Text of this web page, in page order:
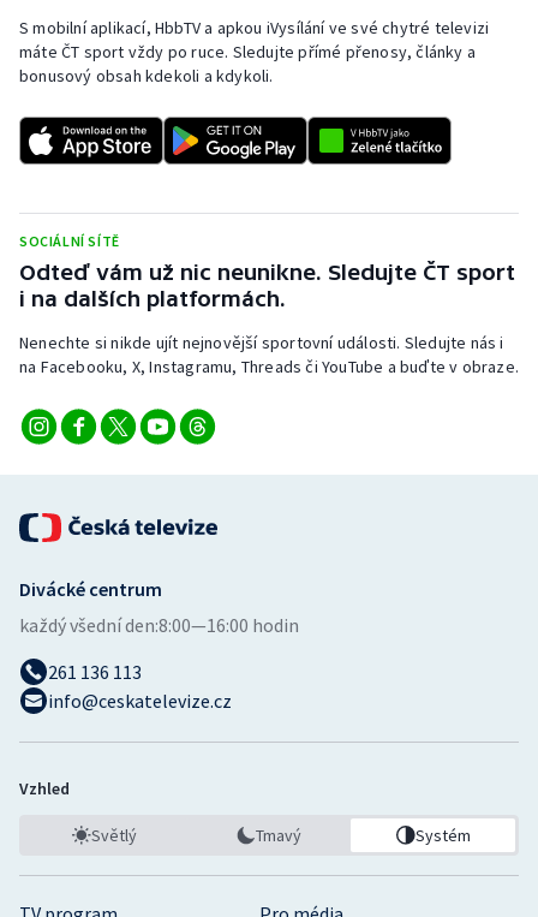
S mobilní aplikací, HbbTV a apkou iVysílání ve své chytré televizi
máte ČT sport vždy po ruce. Sledujte přímé přenosy, články a
bonusový obsah kdekoli a kdykoli.
SOCIÁLNÍ SÍTĚ
Odteď vám už nic neunikne. Sledujte ČT sport
i na dalších platformách.
Nenechte si nikde ujít nejnovější sportovní události. Sledujte nás i
na Facebooku, X, Instagramu, Threads či YouTube a buďte v obraze.
Divácké centrum
každý všední den:8:00—16:00 hodin
261 136 113
info@ceskatelevize.cz
Vzhled
Světlý Tmavý Systém